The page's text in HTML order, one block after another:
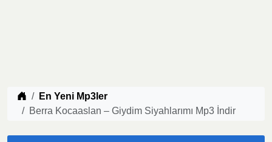
Müzik indir
En Yeni Mp3ler
Berra Kocaaslan – Giydim Siyahlarımı Mp3 İndir